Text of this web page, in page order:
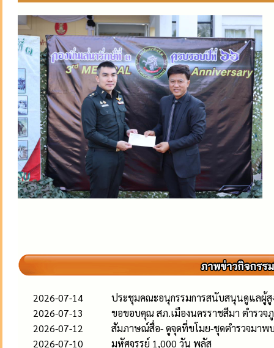
2026-07-14
ประชุมคณะอนุกรรมการสนับสนุนดูแลผู้สู
2026-07-13
ขอขอบคุณ สภ.เมืองนครราชสีมา ตำรวจ
2026-07-12
สัมภาษณ์สื่อ- ดูจุดที่ขโมย-ชุดตำรวจมาพ
2026-07-10
มหัศจรรย์ 1,000 วัน พลัส